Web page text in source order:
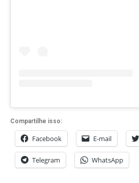
Compartilhe isso:
Facebook E-mail
Telegram WhatsApp